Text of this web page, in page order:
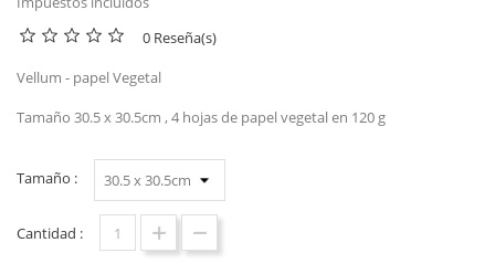
0 Reseña(s)
Vellum - papel Vegetal
Tamaño 30.5 x 30.5cm , 4 hojas de papel vegetal en 120 g
Tamaño :
Cantidad :